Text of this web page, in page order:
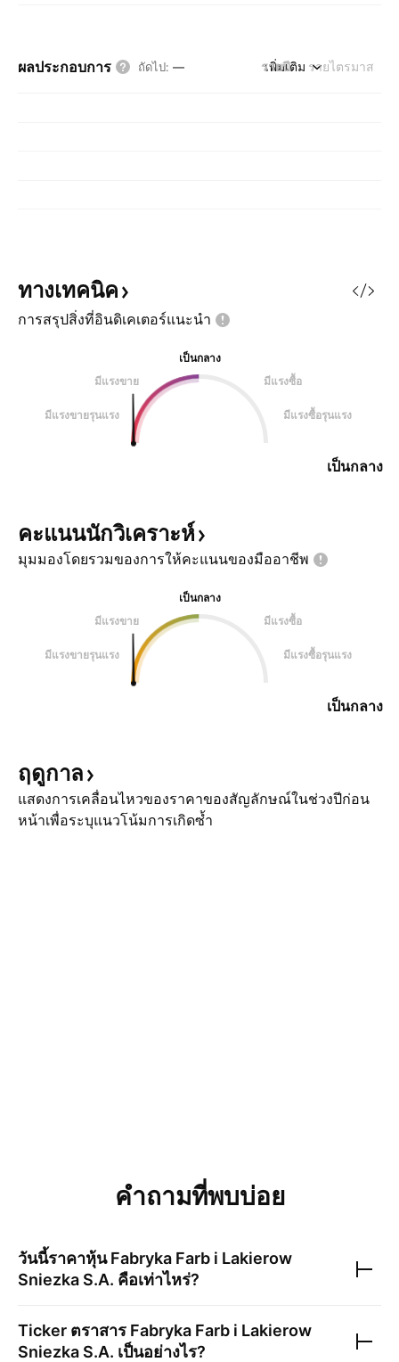
ผลประกอบการ ถัดไป: — รายปี รายไตรมาส
เพิ่มเติม
ทางเทคนิค
การสรุปสิ่งที่อินดิเคเตอร์แนะนำ
เป็นกลาง
มีแรงขาย
มีแรงซื้อ
มีแรงขายรุนแรง มีแรงซื้อรุนแรง
เป็นกลาง
คะแนนนักวิเคราะห์
มุมมองโดยรวมของการให้คะแนนของมืออาชีพ
เป็นกลาง
มีแรงขาย
มีแรงซื้อ
มีแรงขายรุนแรง มีแรงซื้อรุนแรง
เป็นกลาง
ฤดูกาล
แสดงการเคลื่อนไหวของราคาของสัญลักษณ์ในช่วงปีก่อน
หน้าเพื่อระบุแนวโน้มการเกิดซ้ำ
คำถามที่พบบ่อย
วันนี้ราคาหุ้นFabryka Farb i Lakierow
Sniezka S.A. คือเท่าไหร่?
Ticker ตราสาร Fabryka Farb i Lakierow
Sniezka S.A. เป็นอย่างไร?